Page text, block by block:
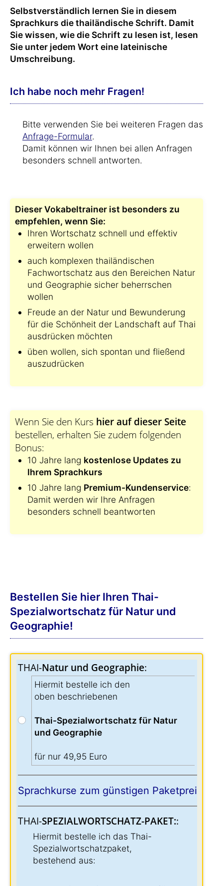
Selbstverständlich lernen Sie in diesem
Sprachkurs die thailändische Schrift. Damit
Sie wissen, wie die Schrift zu lesen ist, lesen
Sie unter jedem Wort eine lateinische
Umschreibung.
Ich habe noch mehr Fragen!
Bitte verwenden Sie bei weiteren Fragen das
Anfrage-Formular.
Damit können wir Ihnen bei allen Anfragen
besonders schnell antworten.
Dieser Vokabeltrainer ist besonders zu
empfehlen, wenn Sie:
Ihren Wortschatz schnell und effektiv
erweitern wollen
auch komplexen thailändischen
Fachwortschatz aus den Bereichen Natur
und Geographie sicher beherrschen
wollen
Freude an der Natur und Bewunderung
für die Schönheit der Landschaft auf Thai
ausdrücken möchten
üben wollen, sich spontan und fließend
auszudrücken
Wenn Sie den Kurs hier auf dieser Seite
bestellen, erhalten Sie zudem folgenden
Bonus:
10 Jahre lang kostenlose Updates zu
Ihrem Sprachkurs
10 Jahre lang Premium-Kundenservice:
Damit werden wir Ihre Anfragen
besonders schnell beantworten
Bestellen Sie hier Ihren Thai-
Spezialwortschatz für Natur und
Geographie!
THAI-Natur und Geographie:
Hiermit bestelle ich den
oben beschriebenen
Thai-Spezialwortschatz für Natur
und Geographie
für nur 49,95 Euro
Sprachkurse zum günstigen Paketpreis:
THAI-SPEZIALWORTSCHATZ-PAKET::
Hiermit bestelle ich das Thai-
Spezialwortschatzpaket,
bestehend aus: